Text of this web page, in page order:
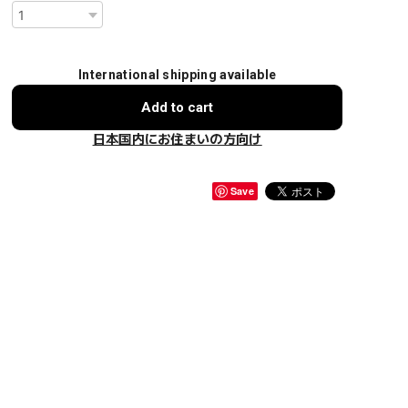
International shipping available
Add to cart
日本国内にお住まいの方向け
Save